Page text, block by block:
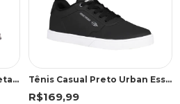
Sapato Social Caramelo Detalhe Texturizado | Freeland Tênis Casual Preto Urban Essence | Mormaii
R$169,99